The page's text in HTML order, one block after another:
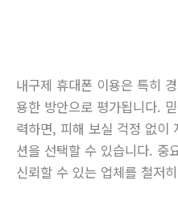
내구제 휴대폰 이용은 특히
용한 방안으로 평가됩니다.
력하면, 피해 보실 걱정 없이
션을 선택할 수 있습니다. 중
신뢰할 수 있는 업체를 철저